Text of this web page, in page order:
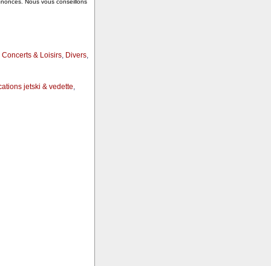
Nous vous conseillons
Concerts & Loisirs, Divers,
jetski & vedette,